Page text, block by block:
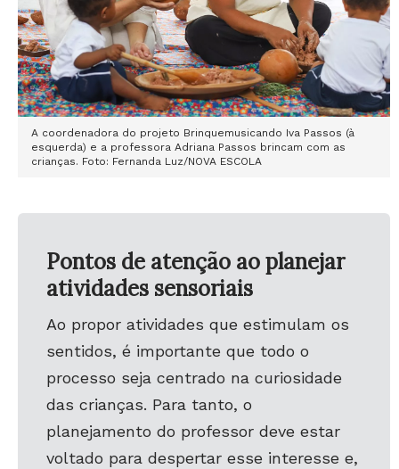
A coordenadora do projeto Brinquemusicando Iva Passos (à
esquerda) e a professora Adriana Passos brincam com as
crianças. Foto: Fernanda Luz/NOVA ESCOLA
Pontos de atenção ao planejar
atividades sensoriais
Ao propor atividades que estimulam os
sentidos, é importante que todo o
processo seja centrado na curiosidade
das crianças. Para tanto, o
planejamento do professor deve estar
voltado para despertar esse interesse e,